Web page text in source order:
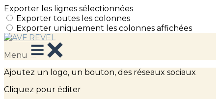
Exporter les lignes sélectionnées
Exporter toutes les colonnes
Exporter uniquement les colonnes affichées
Menu
Ajoutez un logo, un bouton, des réseaux sociaux
Cliquez pour éditer